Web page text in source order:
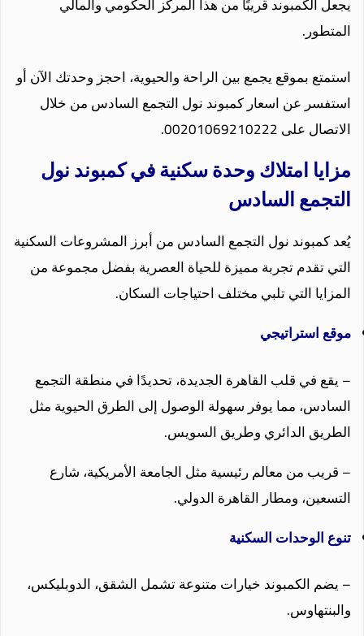
المتطور.
استمتع بموقع يجمع بين الراحة والحيوية، احجز وحدتك الآن أو
استفسر عن اسعار كمبوند نول التجمع السادس من خلال
الاتصال على 00201069210222.
مزايا امتلاك وحدة سكنية في كمبوند نول
التجمع السادس
يُعد كمبوند نول التجمع السادس من أبرز المشروعات السكنية
التي تقدم تجربة مميزة للحياة العصرية بفضل مجموعة من
المزايا التي تلبي مختلف احتياجات السكان.
موقع استراتيجي
– يقع في قلب القاهرة الجديدة، تحديدًا في منطقة التجمع
السادس، مما يوفر سهولة الوصول إلى الطرق الحيوية مثل
الطريق الدائري وطريق السويس.
– قريب من معالم رئيسية مثل الجامعة الأمريكية، شارع
التسعين، ومطار القاهرة الدولي.
تنوع الوحدات السكنية
– يضم الكمبوند خيارات متنوعة تشمل الشقق، الدوبليكس،
والبنتهاوس.